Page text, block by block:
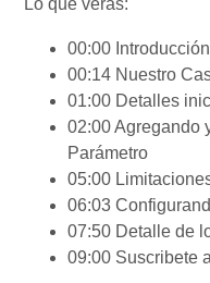
Lo que veras:
00:00 Introducción
00:14 Nuestro
01:00 Detalles
02:00 Agregando
Parámetro
05:00
06:03
07:50 Detalle de
09:00 Suscribete